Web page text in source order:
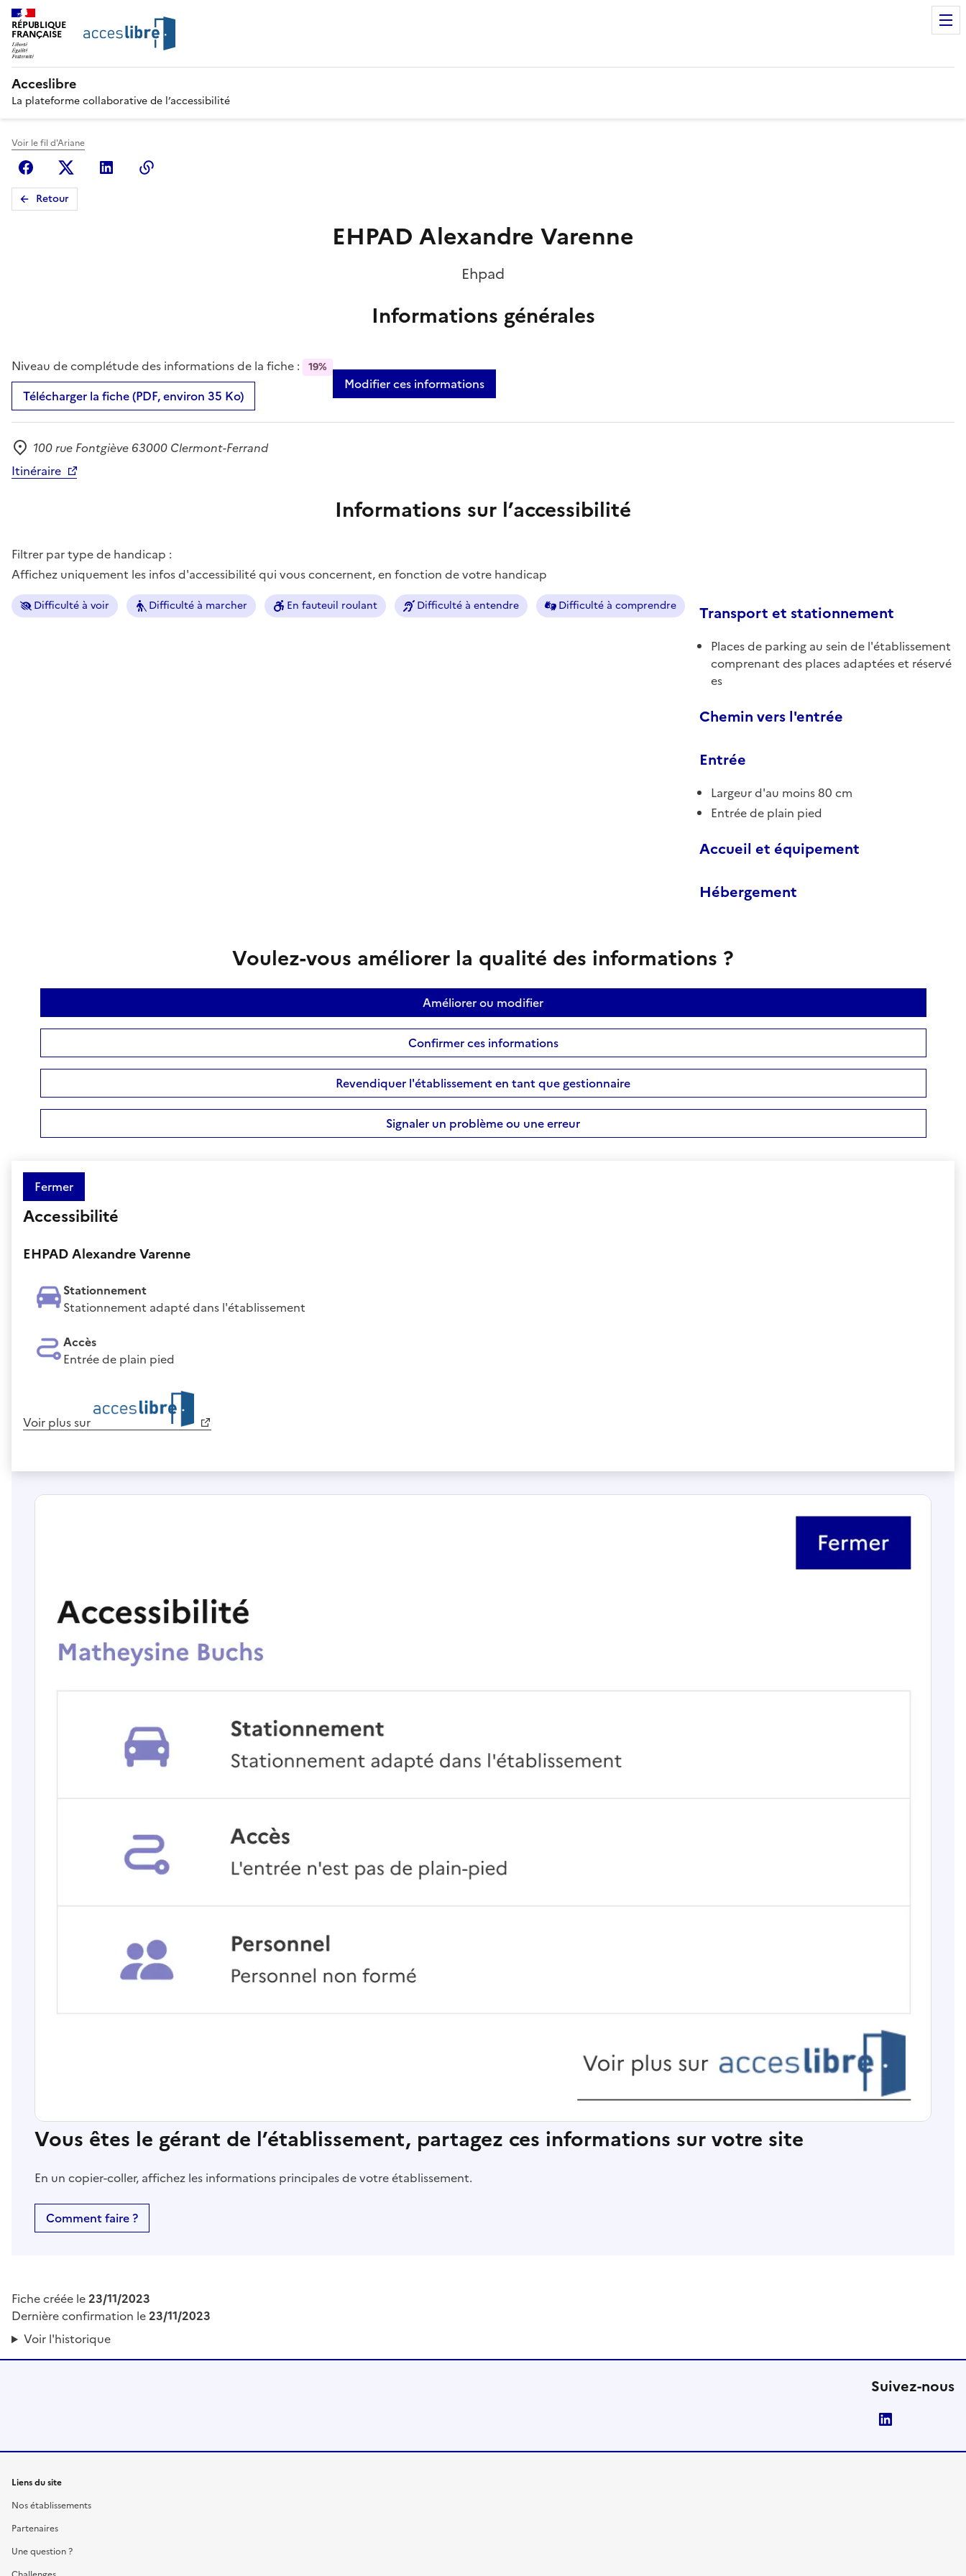
RÉPUBLIQUE
FRANÇAISE
Acceslibre
La plateforme collaborative de l’accessibilité
Voir le fil d'Ariane
FacebookX (anciennement Twitter)
Linkedin
Retour
EHPAD Alexandre Varenne
Ehpad
Informations générales
Niveau de complétude des informations de la fiche : 19%
Télécharger la fiche (PDF, environ 35 Ko)
Modifier ces informations
Adresse
100 rue Fontgiève 63000 Clermont-Ferrand
Itinéraire
Informations sur l’accessibilité
Filtrer par type de handicap :
Affichez uniquement les infos d'accessibilité qui vous concernent, en fonction de votre handicap
Difficulté à voir Difficulté à marcher En fauteuil roulant Difficulté à entendre Difficulté à comprendre Transport et stationnement
Places de parking au sein de l'établissement
comprenant des places adaptées et réservé
es
Chemin vers l'entrée
Entrée
Largeur d'au moins 80 cm
Entrée de plain pied
Accueil et équipement
Hébergement
Voulez-vous améliorer la qualité des informations ?
Améliorer ou modifier
Confirmer ces informations
Revendiquer l'établissement en tant que gestionnaire
Signaler un problème ou une erreur
Fermer
Accessibilité
EHPAD Alexandre Varenne
Stationnement
Stationnement adapté dans l'établissement
Accès
Entrée de plain pied
Voir plus sur
Vous êtes le gérant de l’établissement, partagez ces informations sur votre site
En un copier-coller, affichez les informations principales de votre établissement.
Comment faire ?
Fiche créée le23/11/2023
Dernière confirmation le23/11/2023
Voir l'historique
Suivez-nous
Liens du site
Nos établissements
Partenaires
Une question ?